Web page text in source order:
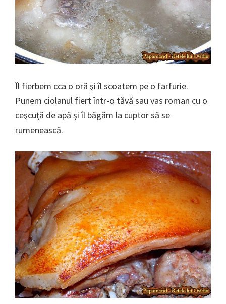
Îl fierbem cca o oră şi îl scoatem pe o farfurie.
Punem ciolanul fiert într-o tăvă sau vas roman cu o
ceşcuţă de apă şi îl băgăm la cuptor să se
rumenească.